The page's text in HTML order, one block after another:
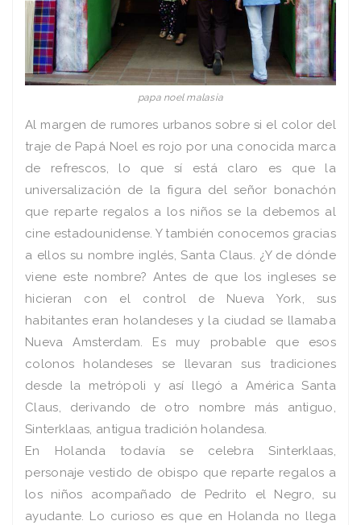
papa noel malasia
Al margen de rumores urbanos sobre si el color del
traje de Papá Noel es rojo por una conocida marca
de refrescos, lo que sí está claro es que la
universalización de la figura del señor bonachón
que reparte regalos a los niños se la debemos al
cine estadounidense. Y también conocemos gracias
a ellos su nombre inglés, Santa Claus. ¿Y de dónde
viene este nombre? Antes de que los ingleses se
hicieran con el control de Nueva York, sus
habitantes eran holandeses y la ciudad se llamaba
Nueva Amsterdam. Es muy probable que esos
colonos holandeses se llevaran sus tradiciones
desde la metrópoli y así llegó a América Santa
Claus, derivando de otro nombre más antiguo,
Sinterklaas, antigua tradición holandesa.
En Holanda todavía se celebra Sinterklaas,
personaje vestido de obispo que reparte regalos a
los niños acompañado de Pedrito el Negro, su
ayudante. Lo curioso es que en Holanda no llega